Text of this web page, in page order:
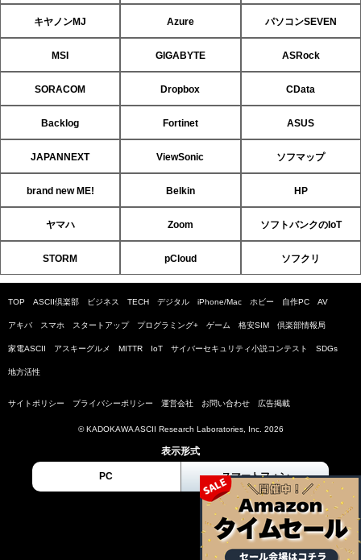
キヤノンMJ Azure パソコンSEVEN
MSI GIGABYTE ASRock
SORACOM Dropbox CData
Backlog Fortinet ASUS
JAPANNEXT ViewSonic ソフマップ
brand new ME! Belkin HP
ヤマハ Zoom ソフトバンクのIoT
STORM pCloud ソフクリ
TOP ASCII倶楽部 ビジネス TECH デジタル iPhone/Mac ホビー 自作PC AV
アキバ スマホ スタートアップ プログラミング+ ゲーム 格安SIM 倶楽部情報局
家電ASCII アスキーグルメ MITTR IoT サイバーセキュリティ小説コンテスト SDGs
地方活性
サイトポリシー プライバシーポリシー 運営会社 お問い合わせ 広告掲載
© KADOKAWA ASCII Research Laboratories, Inc. 2026
表示形式
PC スマートフォン